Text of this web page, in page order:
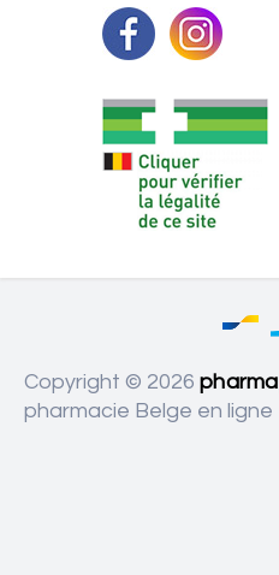
Copyright © 2026 pharma
pharmacie Belge en ligne